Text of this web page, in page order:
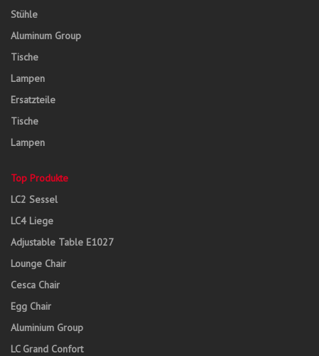
Stühle
Aluminum Group
Tische
Lampen
Ersatzteile
Tische
Lampen
Top Produkte
LC2 Sessel
LC4 Liege
Adjustable Table E1027
Lounge Chair
Cesca Chair
Egg Chair
Aluminium Group
LC Grand Confort